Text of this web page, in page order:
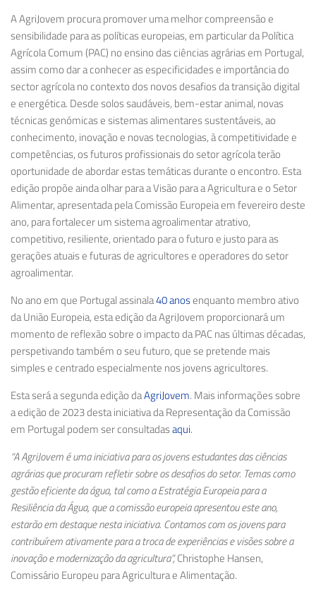
A AgriJovem procura promover uma melhor compreensão e
sensibilidade para as políticas europeias, em particular daPolítica
Agrícola Comum(PAC) no ensino das ciências agrárias em Portugal,
assim como dar a conhecer as especificidades e importância do
sector agrícola no contexto dos novos desafios da transição digital
e energética. Desde solos saudáveis, bem-estar animal, novas
técnicas genómicas e sistemas alimentares sustentáveis, ao
conhecimento, inovação e novas tecnologias, à competitividade e
competências, os futuros profissionais do setor agrícola terão
oportunidade de abordar estas temáticas durante o encontro. Esta
edição propõe ainda olhar para aVisão para a Agricultura e o Setor
Alimentar, apresentada pela Comissão Europeia em fevereiro deste
ano, para fortalecer um sistema agroalimentar atrativo,
competitivo, resiliente, orientado para o futuro e justo para as
gerações atuais e futuras de agricultores e operadores do setor
agroalimentar.
No ano em que Portugal assinala40 anosenquanto membro ativo
da União Europeia, esta edição da AgriJovem proporcionará um
momento de reflexão sobre o impacto da PAC nas últimas décadas,
perspetivando também o seu futuro, que se pretende mais
simples e centrado especialmente nos jovens agricultores.
Esta será a segunda edição daAgriJovem. Mais informações sobre
a edição de 2023 desta iniciativa da Representação da Comissão
em Portugal podem ser consultadasaqui.
“A AgriJovem é uma iniciativa para os jovens estudantes das ciências
agrárias que procuram refletir sobre os desafios do setor. Temas como
gestão eficiente da água, tal como a Estratégia Europeia para a
Resiliência da Água, que a comissão europeia apresentou este ano,
estarão em destaque nesta iniciativa. Contamos com os jovens para
contribuírem ativamente para a troca de experiências e visões sobre a
inovação e modernização da agricultura”,Christophe Hansen,
Comissário Europeu para Agricultura e Alimentação.